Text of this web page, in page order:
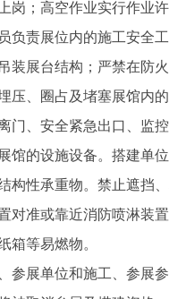
岗；高空作业实行作
负责展位内的施工安全
装展台结构；严禁在
压、圈占及堵塞展馆内
门、安全紧急出口、监
馆的设施设备。搭建
构性承重物。禁止遮挡
对准或靠近消防喷淋
箱等易燃物。
参展单位和施工、参